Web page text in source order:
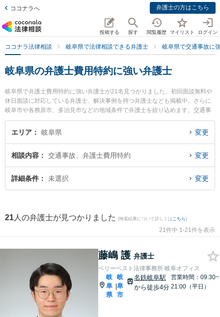
ココナラへ 弁護士の方はこちら
投稿する 探す 閲覧履歴 マイリスト ログイン
ココナラ法律相談 岐阜県で法律相談できる弁護士 岐阜県で交通事故に
岐阜県の弁護士費用特約に強い弁護士
岐阜県で弁護士費用特約に強い弁護士が21名見つかりました。初回面談無料や
休日面談に対応している弁護士、解決事例を持つ弁護士なども掲載中。さらに
岐阜市や各務原市、多治見市などの地域条件で弁護士を絞り込めます。交通事
故に関係する自動車事故やバイク事故、自転車事故等の細かな分野での絞り込
み検索もでき便利です。特にベリーベスト法律事務所 岐阜オフィスの藤嶋 護弁
ます。『岐阜県で土日や夜間に発生した弁護士費用特約のトラブルを今すぐに
弁護士に相談したい』『弁護士費用特約のトラブル解決の実績豊富な近くの弁
護士を検索したい』『初回相談無料で弁護士費用特約を法律相談できる岐阜県
エリア 岐阜県 変更
相談内容 交通事故、弁護士費用特約 変更
詳細条件 未選択 変更
21 人の弁護士が見つかりました (検索結果について詳しくは こちら)
21件中 1-21件を表示
藤嶋 護 弁護士
ベリーベスト法律事務所 岐阜オフィス
岐
阜
県
|
岐
阜
市
名鉄岐阜駅
から徒歩4分
営業時間：09:30~
21:00（平日）